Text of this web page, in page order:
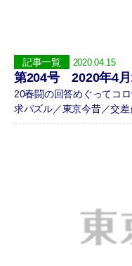
記事一覧 2020.04.15
第204号 2020年4月
20春闘の回答めぐってコ
求パズル／東京今昔／交